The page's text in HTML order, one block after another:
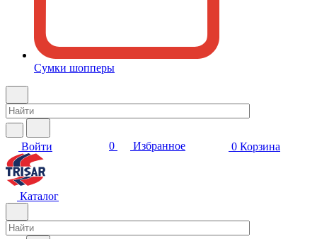
Сумки шопперы
Войти 0 Избранное 0 Корзина
Каталог